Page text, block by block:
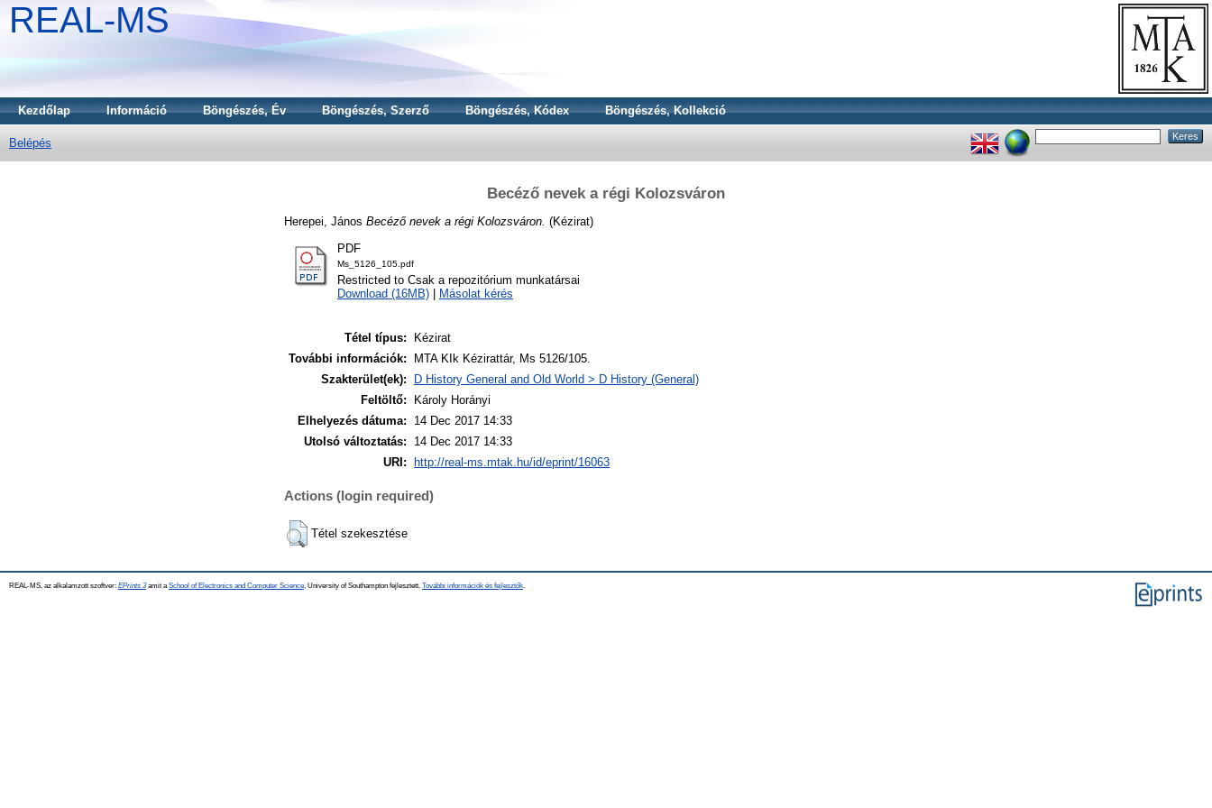
REAL-MS
Kezdőlap Információ Böngészés, Év Böngészés, Szerző Böngészés, Kódex Böngészés, Kollekció
Belépés
Becéző nevek a régi Kolozsváron
Herepei, János Becéző nevek a régi Kolozsváron. (Kézirat)
PDF
Ms_5126_105.pdf
Restricted to Csak a repozitórium munkatársai
Download (16MB)
Másolat kérés
Tétel típus:
Kézirat
További információk:
MTA KIk Kézirattár, Ms 5126/105.
Szakterület(ek):
D History General and Old World > D History (General)
Feltöltő:
Károly Horányi
Elhelyezés dátuma:
14 Dec 2017 14:33
Utolsó változtatás:
14 Dec 2017 14:33
URI:
http://real-ms.mtak.hu/id/eprint/16063
Actions (login required)
Tétel szekesztése
REAL-MS, az alkalamzott szoftver: EPrints 3amit a School of Electronics and Computer Science , University of Southampton fejlesztett. További információk és fejlesztők